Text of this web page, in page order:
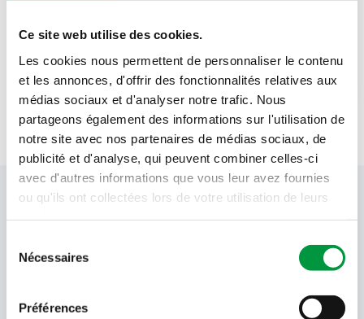
Ce site web utilise des cookies.
Les cookies nous permettent de personnaliser le contenu
et les annonces, d'offrir des fonctionnalités relatives aux
médias sociaux et d'analyser notre trafic. Nous
partageons également des informations sur l'utilisation de
notre site avec nos partenaires de médias sociaux, de
publicité et d'analyse, qui peuvent combiner celles-ci
avec d'autres informations que vous leur avez fournies
ou qu'ils ont collectées lors de votre utilisation de leurs
Nécessaires
Préférences
Sel marin Alnatura
poivre noir moulu Alnatura
Votre newsletter Cactus
Offres, recettes, promotions et offres exclusives en
réception !